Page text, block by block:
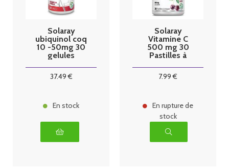
Solaray
ubiquinol coq
10 -50mg 30
gelules
37.49€
En stock
Solaray
Vitamine C
500 mg 30
Pastilles à
7.99 €
En rupture de
stock